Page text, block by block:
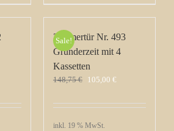
Sale!
Zimmertür Nr. 493
Gründerzeit mit 4
Kassetten
148,75€ Ursprünglicher
war:
105,00 €
ist:
inkl. 19 % MwSt.